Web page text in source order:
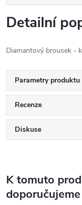
Detailní
Diamantový brousek -
Parametry produktu
Recenze
Diskuse
K tomuto